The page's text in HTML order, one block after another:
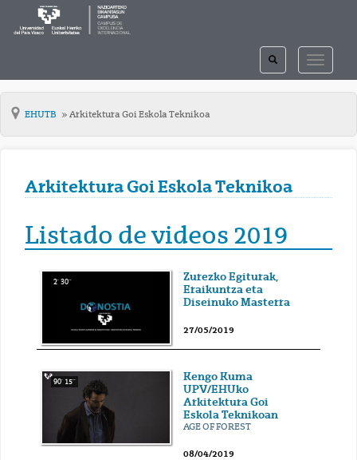
TOGGLE
TOGGLE
SEARCH
EHUTB Arkitektura Goi Eskola Teknikoa
Arkitektura Goi Eskola Teknikoa
Listado de videos 2019
2' 30''
Zurezko Egiturak,
Eraikuntza eta
Diseinuko Masterra
27/05/2019
90' 15''
Kengo Kuma
UPV/EHUko
Arkitektura Goi
Eskola Teknikoan
AGE OF FOREST
08/04/2019